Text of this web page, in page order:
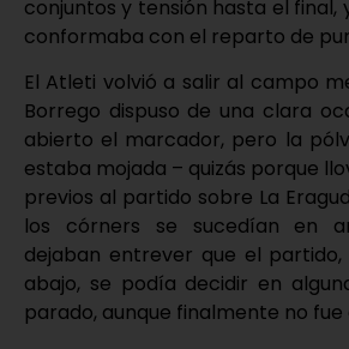
conjuntos y tensión hasta el final,
conformaba con el reparto de
El Atleti volvió a salir al campo
Borrego dispuso de una clara
abierto el marcador, pero la
estaba mojada – quizás porque
previos al partido sobre La
los córners se sucedían en
dejaban entrever que el
abajo, se podía decidir en
parado, aunque finalmente no fue